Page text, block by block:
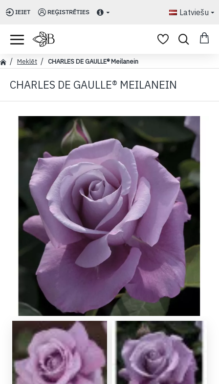
IEIET REĢISTRĒTIES Latviešu
Meklēt CHARLES DE GAULLE® Meilanein
CHARLES DE GAULLE® MEILANEIN